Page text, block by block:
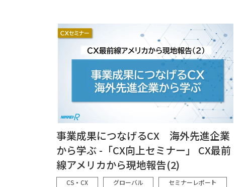
事業成果につなげるCX 海外先進企業
から学ぶ -「CX向上セミナー」 CX最前
線アメリカから現地報告(2)
CS・CX グローバル セミナーレポート